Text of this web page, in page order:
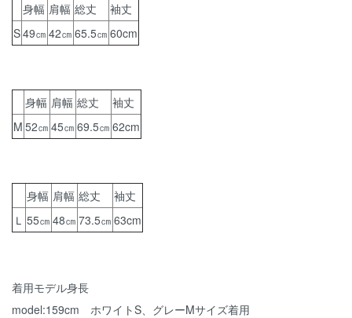
身幅 肩幅 総丈
袖丈
S49㎝ 42㎝ 65.5㎝ 60cm
身幅 肩幅 総丈
袖丈
M 52㎝ 45㎝ 69.5㎝ 62cm
身幅 肩幅 総丈
袖丈
Ｌ 55㎝ 48㎝ 73.5㎝ 63cm
着用モデル身長
model:159cm ホワイトS、グレーMサイズ着用